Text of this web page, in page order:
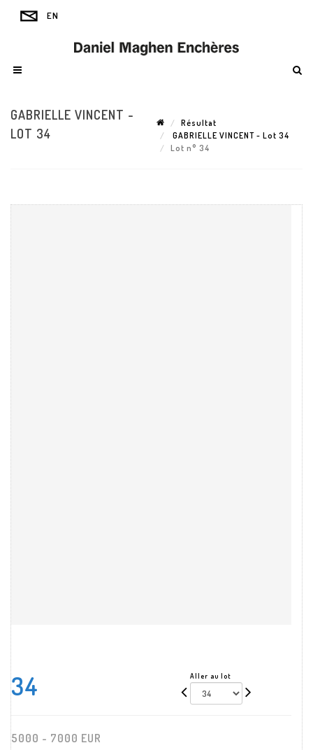
GABRIELLE VINCENT -
LOT 34
Résultat
GABRIELLE VINCENT - Lot 34
Lot n° 34
34 Aller au lot
5000 - 7000 EUR